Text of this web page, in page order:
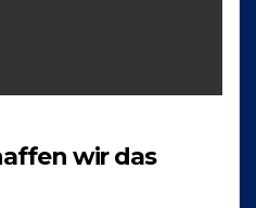
wir das